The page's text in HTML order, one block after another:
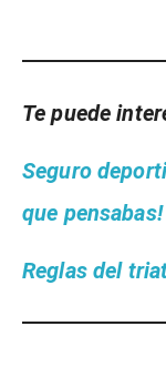
Te puede
Seguro
que pensabas!
Reglas del